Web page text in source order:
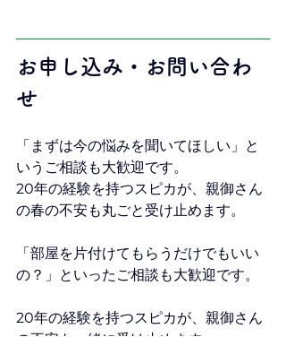
お申し込み・お問い合わ
せ
「まずは今の悩みを聞いてほしい」と
いうご相談も大歓迎です。
20年の経験を持つスピカが、親御さん
の春の不安も丸ごと受け止めます。
「部屋を片付けてもらうだけでもいい
の？」といったご相談も大歓迎です。
20年の経験を持つスピカが、親御さん
の不安も一緒に受け止めます。